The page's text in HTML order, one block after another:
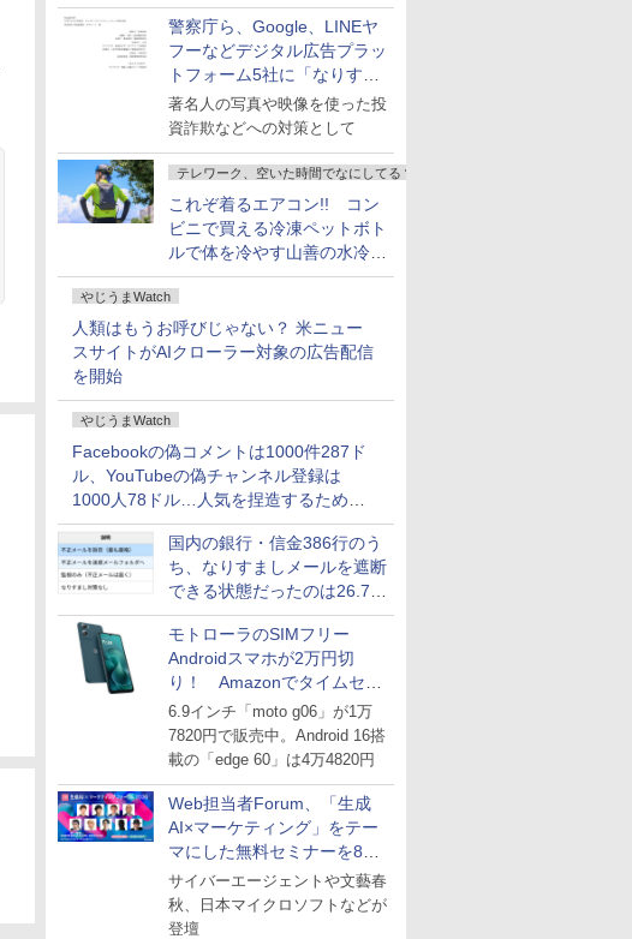
警察庁ら、Google、LINEヤ
フーなどデジタル広告プラッ
トフォーム5社に「なりすま
し詐欺広告」対策強化を要請
著名人の写真や映像を使った投
資詐欺などへの対策として
テレワーク、空いた時間でなにしてる？
これぞ着るエアコン!! コン
ビニで買える冷凍ペットボト
ルで体を冷やす山善の水冷ベ
ストがロードバイクにちょう
どいい【ぼっち・ざ・ろー
ど！その14】
やじうまWatch
人類はもうお呼びじゃない？ 米ニュー
スサイトがAIクローラー対象の広告配信
を開始
やじうまWatch
Facebookの偽コメントは1000件287ド
ル、YouTubeの偽チャンネル登録は
1000人78ドル…人気を捏造するための
価格リストが公開中
国内の銀行・信金386行のう
ち、なりすましメールを遮断
できる状態だったのは26.7％
にとどまる～GMOブランド
セキュリティ調査
モトローラのSIMフリー
Androidスマホが2万円切
り！ Amazonでタイムセー
ル
6.9インチ「moto g06」が1万
7820円で販売中。Android 16搭
載の「edge 60」は4万4820円
Web担当者Forum、「生成
AI×マーケティング」をテー
マにした無料セミナーを8月
27日にオンライン開催
サイバーエージェントや文藝春
秋、日本マイクロソフトなどが
登壇